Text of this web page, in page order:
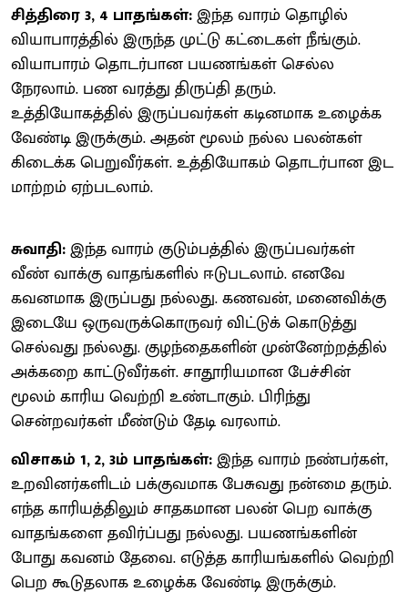
சித்திரை 3, 4 பாதங்கள்:இந்த வாரம் தொழில்
வியாபாரத்தில் இருந்த முட்டு கட்டைகள் நீங்கும்.
வியாபாரம் தொடர்பான பயணங்கள் செல்ல
நேரலாம். பண வரத்து திருப்தி தரும்.
உத்தியோகத்தில் இருப்பவர்கள் கடினமாக உழைக்க
வேண்டி இருக்கும். அதன் மூலம் நல்ல பலன்கள்
கிடைக்க பெறுவீர்கள். உத்தியோகம் தொடர்பான இட
மாற்றம் ஏற்படலாம்.
சுவாதி:இந்த வாரம் குடும்பத்தில் இருப்பவர்கள்
வீண் வாக்கு வாதங்களில் ஈடுபடலாம். எனவே
கவனமாக இருப்பது நல்லது. கணவன், மனைவிக்கு
இடையே ஒருவருக்கொருவர் விட்டுக் கொடுத்து
செல்வது நல்லது. குழந்தைகளின் முன்னேற்றத்தில்
அக்கறை காட்டுவீர்கள். சாதூரியமான பேச்சின்
மூலம் காரிய வெற்றி உண்டாகும். பிரிந்து
சென்றவர்கள் மீண்டும் தேடி வரலாம்.
விசாகம் 1, 2, 3ம் பாதங்கள்:இந்த வாரம் நண்பர்கள்,
உறவினர்களிடம் பக்குவமாக பேசுவது நன்மை தரும்.
எந்த காரியத்திலும் சாதகமான பலன் பெற வாக்கு
வாதங்களை தவிர்ப்பது நல்லது. பயணங்களின்
போது கவனம் தேவை. எடுத்த காரியங்களில் வெற்றி
பெற கூடுதலாக உழைக்க வேண்டி இருக்கும்.